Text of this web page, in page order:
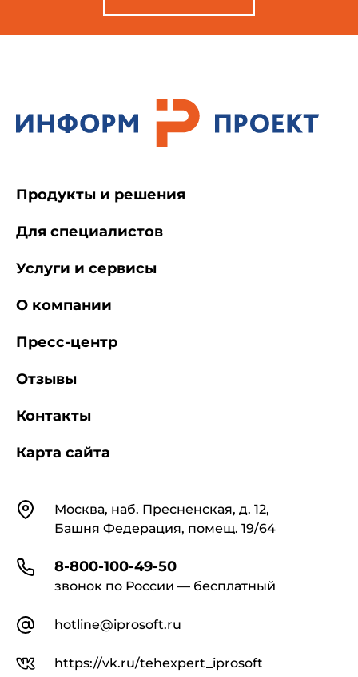
КонтактыМосква, наб. Пресненская, д. 12,
Башня Федерация, помещ. 19/64
8-800-100-49-50
звонок по России — бесплатный
hotline@iprosoft.ru
https://vk.ru/tehexpert_iprosoft
Продукты и решения
Для специалистов
Услуги и сервисы
О компании
Пресс-центр
Отзывы
Контакты
Карта сайта